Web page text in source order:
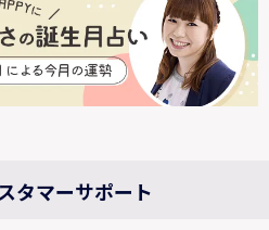
タマーサポート